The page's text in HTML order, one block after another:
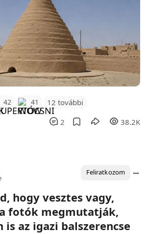
42 41 12 további
2 38.2K
Feliratkozom
hogy vesztes vagy,
fotók megmutatják,
az igazi balszerencse